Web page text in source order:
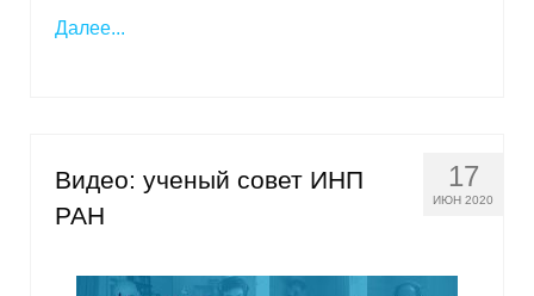
Далее...
17
ИЮН 2020
Видео: ученый совет ИНП
РАН